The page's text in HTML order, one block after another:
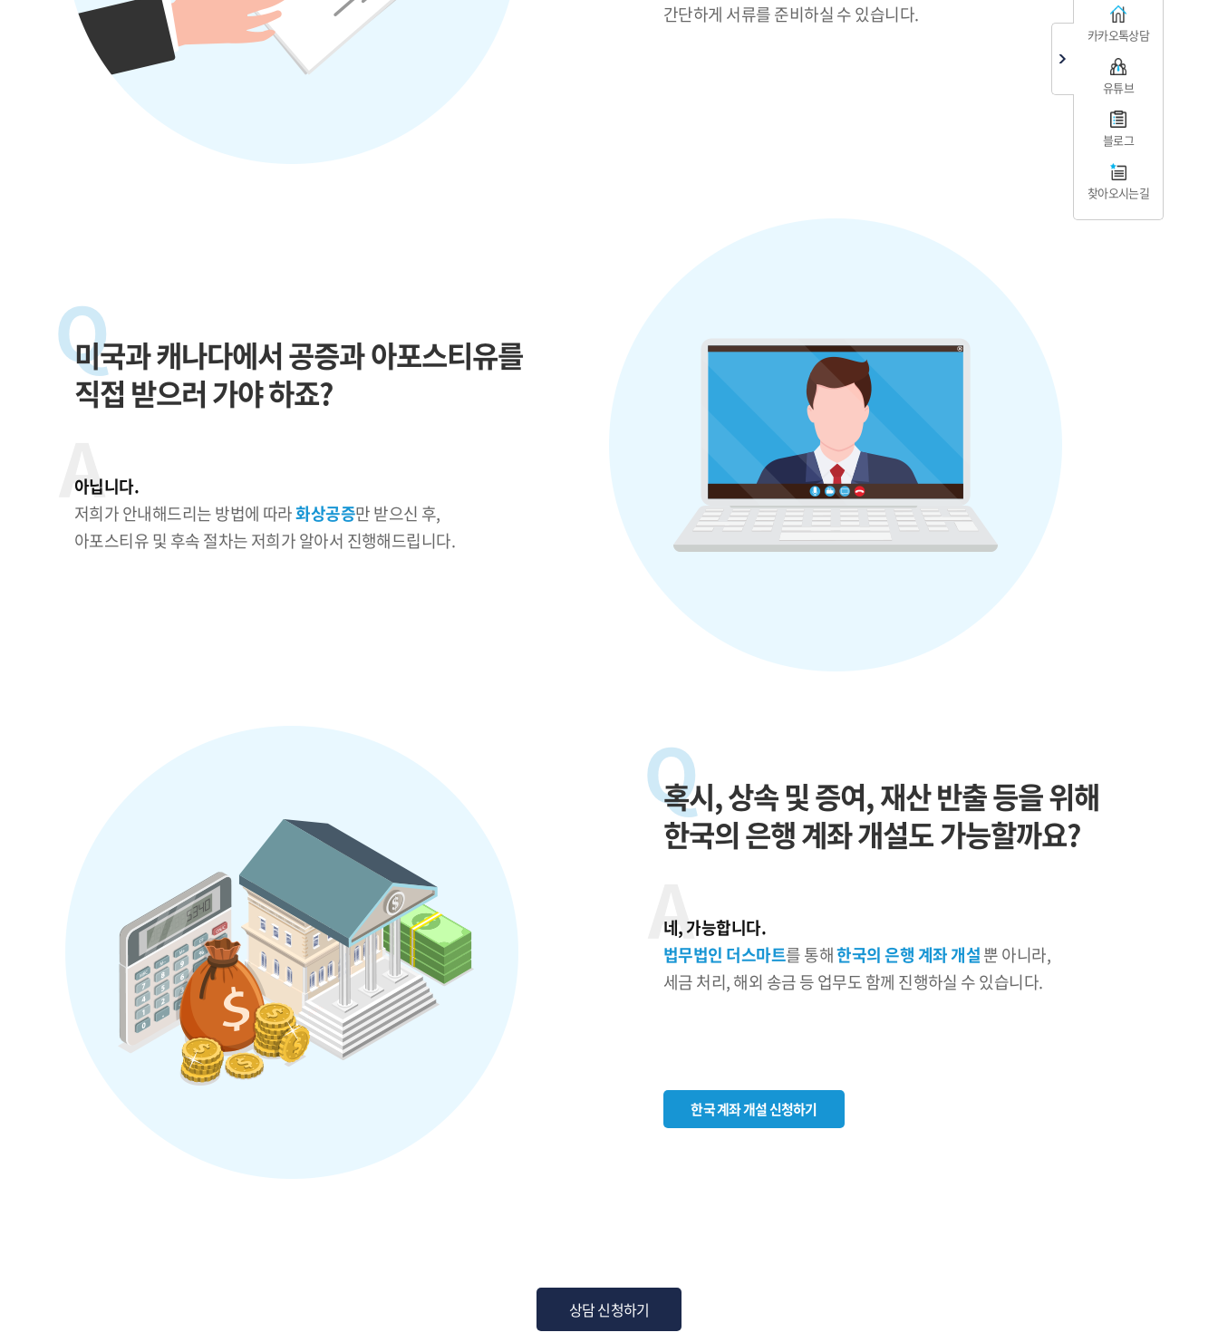
카카오톡상담
유튜브
블로그
찾아오시는길
간단하게 서류를 준비하실 수 있습니다.
Q
미국과 캐나다에서 공증과 아포스티유를
직접 받으러 가야 하죠?
A
아닙니다.
저희가 안내해드리는 방법에 따라화상공증만 받으신 후,
아포스티유 및 후속 절차는 저희가 알아서 진행해드립니다.
Q
혹시, 상속 및 증여, 재산 반출 등을 위해
한국의 은행 계좌 개설도 가능할까요?
A
네, 가능합니다.
법무법인 더스마트를 통해한국의 은행 계좌 개설뿐 아니라,
세금 처리, 해외 송금 등 업무도 함께 진행하실 수 있습니다.
한국 계좌 개설 신청하기
상담 신청하기